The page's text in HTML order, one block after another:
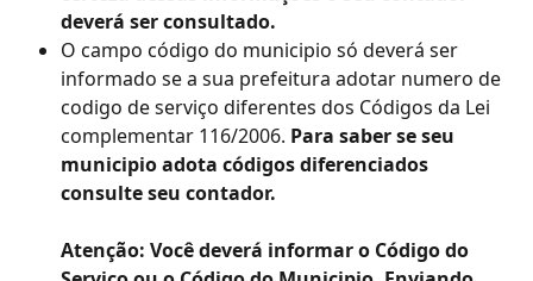
deverá ser consultado.
O campo código do municipio só deverá ser
informado se a sua prefeitura adotar numero de
codigo de serviço diferentes dos Códigos da Lei
complementar 116/2006. Para saber se seu
municipio adota códigos diferenciados
consulte seu contador.
Atenção: Você deverá informar o Código do